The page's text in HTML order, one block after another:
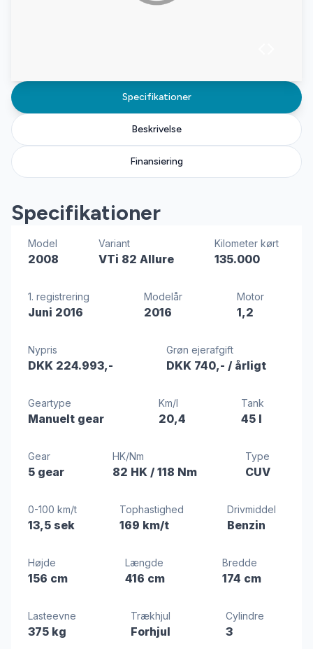
Specifikationer
Beskrivelse
Finansiering
Specifikationer
Model
2008
Variant
VTi 82 Allure
Kilometer kørt
135.000
1. registrering
Juni 2016
Modelår
2016
Motor
1,2
Nypris
DKK 224.993,-
Grøn ejerafgift
DKK 740,- / årligt
Geartype
Manuelt gear
Km/l
20,4
Tank
45 l
Gear
5 gear
HK/Nm
82 HK / 118 Nm
Type
CUV
0-100 km/t
13,5 sek
Tophastighed
169 km/t
Drivmiddel
Benzin
Højde
156 cm
Længde
416 cm
Bredde
174 cm
Lasteevne
375 kg
Trækhjul
Forhjul
Cylindre
3